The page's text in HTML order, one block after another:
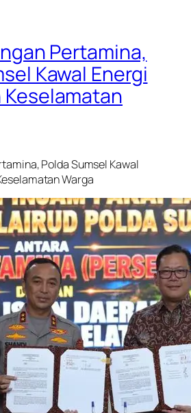
Pertamina,
Kawal Energi
Polda Sumsel Kawal
Warga